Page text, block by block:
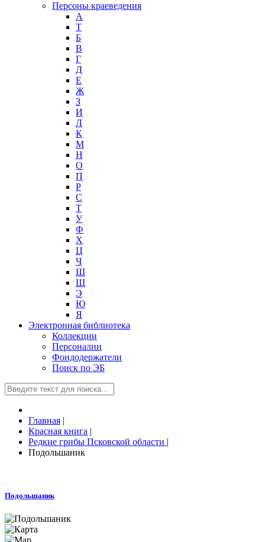
Персоны краеведения
А
T
Б
В
Г
Д
Е
Ж
З
И
Л
К
М
Н
О
П
Р
С
Т
У
Ф
Х
Ц
Ч
Ш
Щ
Э
Ю
Я
Электронная библиотека
Коллекции
Персоналии
Фондодержатели
Поиск по ЭБ
Главная |
Красная книга |
Редкие грибы Псковской области |
Подольшаник
Подольшаник